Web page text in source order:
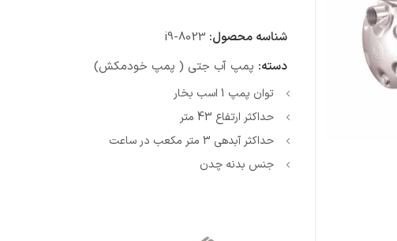
شناسه محصول: i9-8023
دسته: پمپ آب جتی ( پمپ خودمکش)
توان پمپ 1 اسب بخار
حداکثر ارتفاع 43 متر
حداکثر آبدهی 3 متر مکعب در ساعت
جنس بدنه چدن